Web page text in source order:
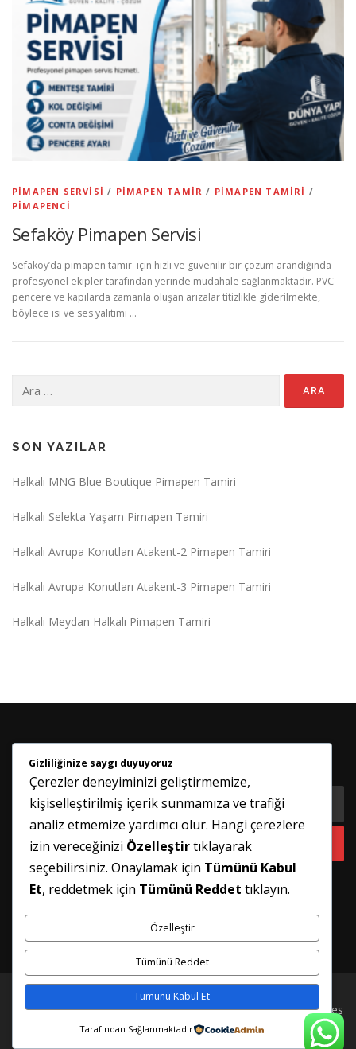
PIMAPEN SERVISI / PIMAPEN TAMIR / PIMAPEN TAMIRI /
PIMAPENCI
Sefaköy Pimapen Servisi
Sefaköy’da pimapen tamir için hızlı ve güvenilir bir çözüm arandığında
profesyonel ekipler tarafından yerinde müdahale sağlanmaktadır. PVC
pencere ve kapılarda zamanla oluşan arızalar titizlikle giderilmekte,
böylece ısı ve ses yalıtımı …
SON YAZILAR
Halkalı MNG Blue Boutique Pimapen Tamiri
Halkalı Selekta Yaşam Pimapen Tamiri
Halkalı Avrupa Konutları Atakent-2 Pimapen Tamiri
Halkalı Avrupa Konutları Atakent-3 Pimapen Tamiri
Halkalı Meydan Halkalı Pimapen Tamiri
HABER BÜLTENIMIZE KATILIN
Telif hakkı © 2026 İSTANBUL PİMAPEN TAMİRİ–FameThemes
tarafındanOnePressteması
Gizliliğinize saygı duyuyoruz
Çerezler deneyiminizi geliştirmemize,
kişiselleştirilmiş içerik sunmamıza ve trafiği
analiz etmemize yardımcı olur. Hangi çerezlere
izin vereceğinizi Özelleştirtıklayarak
seçebilirsiniz. Onaylamak için Tümünü Kabul
Et, reddetmek için Tümünü Reddet tıklayın.
Özelleştir
Tümünü Reddet
Tümünü Kabul Et
Tarafından Sağlanmaktadır